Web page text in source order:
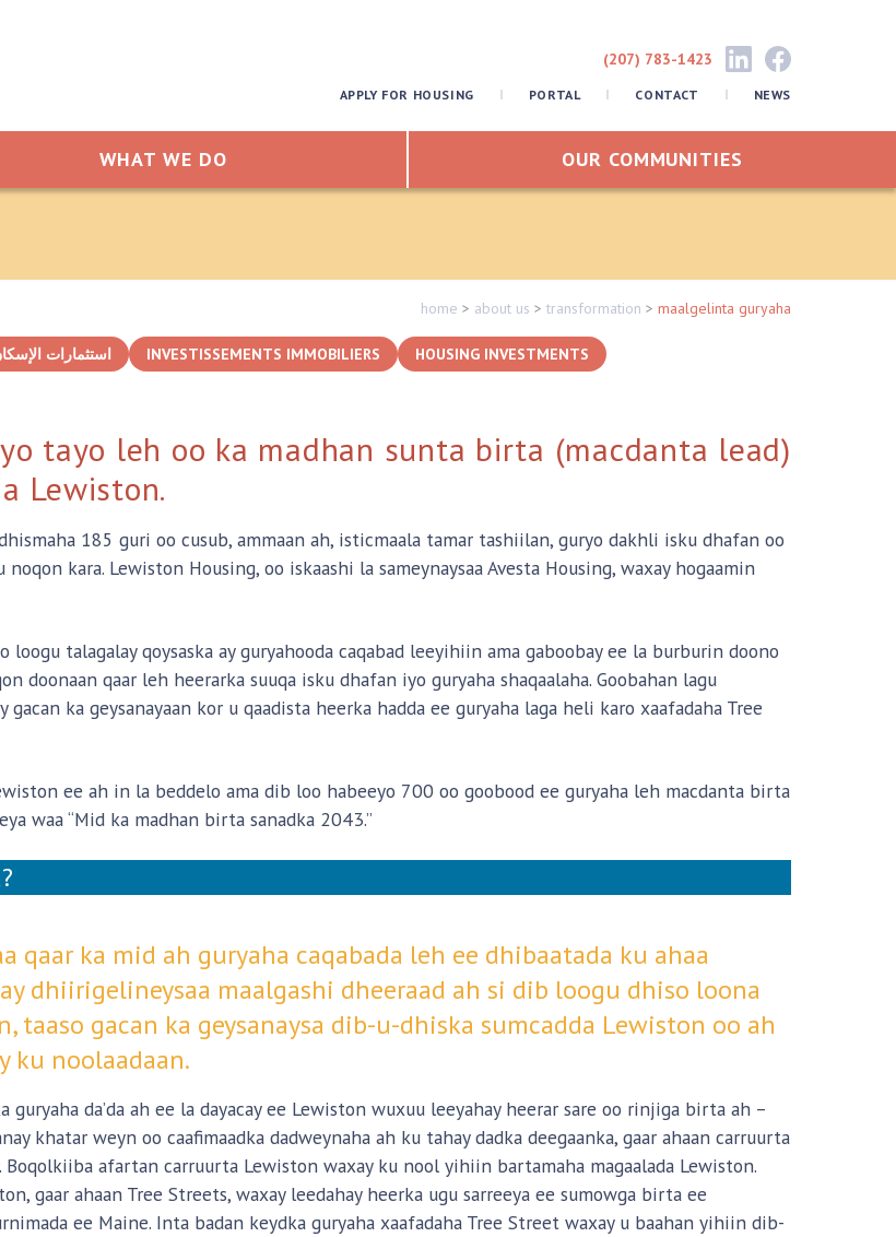
(207) 783-1423
APPLY FOR HOUSING PORTAL CONTACT NEWS
WHAT WE DO OUR COMMUNITIES
home > about us > transformation > maalgelinta guryaha
استثمارات INVESTISSEMENTS IMMOBILIERS HOUSING INVESTMENTS
tayo leh oo ka madhan sunta birta (macdanta lead)
Lewiston.
185 guri oo cusub, ammaan ah, isticmaala tamar tashiilan, guryo dakhli isku dhafan oo
kara. Lewiston Housing, oo iskaashi la sameynaysaa Avesta Housing, waxay hogaamin
talagalay qoysaska ay guryahooda caqabad leeyihiin ama gaboobay ee la burburin doono
doonaan qaar leh heerarka suuqa isku dhafan iyo guryaha shaqaalaha. Goobahan lagu
ka geysanayaan kor u qaadista heerka hadda ee guryaha laga heli karo xaafadaha Tree
ee ah in la beddelo ama dib loo habeeyo 700 oo goobood ee guryaha leh macdanta birta
waa “Mid ka madhan birta sanadka 2043.”
qaar ka mid ah guryaha caqabada leh ee dhibaatada ku ahaa
dhiirigelineysaa maalgashi dheeraad ah si dib loogu dhiso loona
taaso gacan ka geysanaysa dib-u-dhiska sumcadda Lewiston oo ah
ku noolaadaan.
guryaha da’da ah ee la dayacay ee Lewiston wuxuu leeyahay heerar sare oo rinjiga birta ah –
khatar weyn oo caafimaadka dadweynaha ah ku tahay dadka deegaanka, gaar ahaan carruurta
Boqolkiiba afartan carruurta Lewiston waxay ku nool yihiin bartamaha magaalada Lewiston.
gaar ahaan Tree Streets, waxay leedahay heerka ugu sarreeya ee sumowga birta ee
ee Maine. Inta badan keydka guryaha xaafadaha Tree Street waxay u baahan yihiin dib-